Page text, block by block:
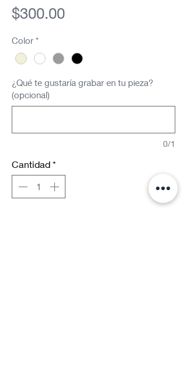
$300.00Precio
Color *
¿Qué te gustaría grabar en tu pieza?
(opcional)
0/1
Cantidad *